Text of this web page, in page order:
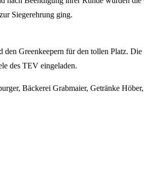
Siegerehrung ging.
Greenkeepern für den tollen Platz.
des TEV eingeladen.
Bäckerei Grabmaier, Getränke